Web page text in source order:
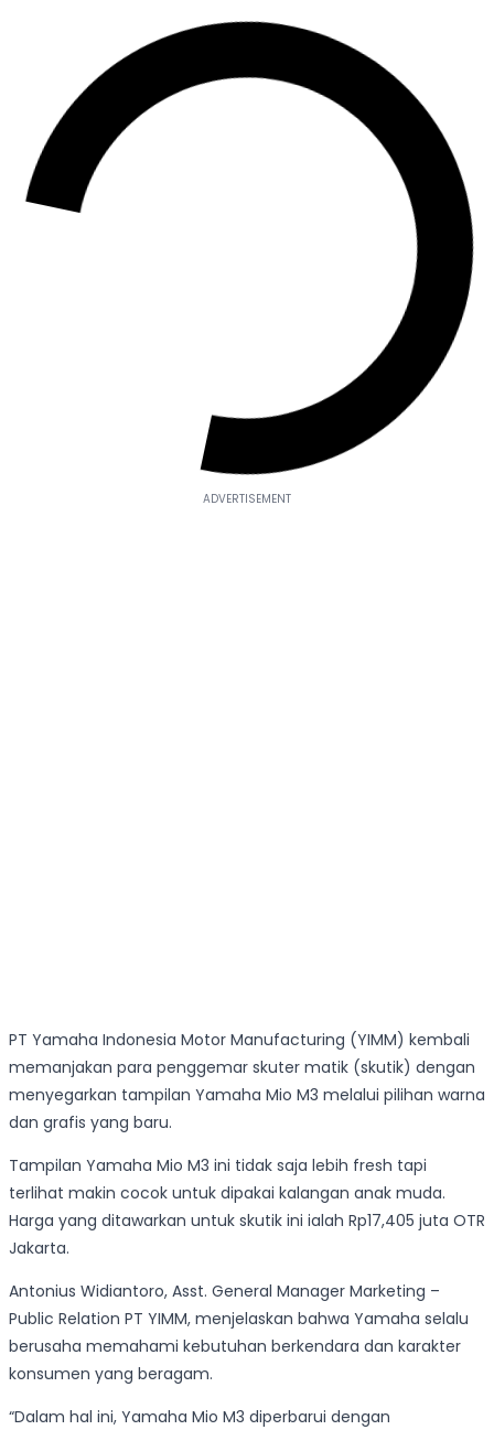
PT Yamaha Indonesia Motor Manufacturing (YIMM) kembali
memanjakan para penggemar skuter matik (skutik) dengan
menyegarkan tampilan Yamaha Mio M3 melalui pilihan warna
dan grafis yang baru.
Tampilan Yamaha Mio M3 ini tidak saja lebih fresh tapi
terlihat makin cocok untuk dipakai kalangan anak muda.
Harga yang ditawarkan untuk skutik ini ialah Rp17,405 juta OTR
Jakarta.
Antonius Widiantoro, Asst. General Manager Marketing –
Public Relation PT YIMM, menjelaskan bahwa Yamaha selalu
berusaha memahami kebutuhan berkendara dan karakter
konsumen yang beragam.
“Dalam hal ini, Yamaha Mio M3 diperbarui dengan